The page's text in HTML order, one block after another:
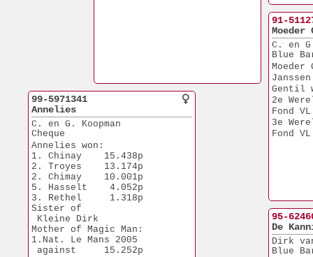
99-5971341
Annelies
C. en G. Koopman
Cheque
Annelies won:
1. Chinay    15.438p
2. Troyes    13.174p
2. Chimay    10.001p
5. Hasselt    4.052p
3. Rethel     1.318p
Sister of
Kleine Dirk
Mother of Magic Man:
1.Nat. Le Mans 2005
against     15.252p
91-
C. en
Blue
Gentil
2e
Fond
3e
Fond
95-
De
Dirk
Blue